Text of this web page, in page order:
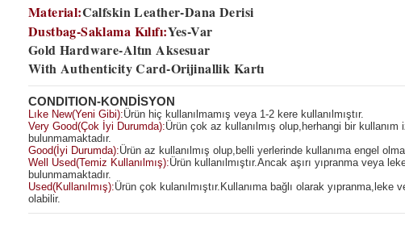
Material:Calfskin Leather-Dana Derisi
Dustbag-Saklama Kılıfı:Yes-Var
Gold Hardware-Altın Aksesuar
With Authenticity Card-Orijinallik Kartı
CONDITION-KONDİSYON
Lıke New(Yeni Gibi):Ürün hiç kullanılmamış veya 1-2 kere kullanılmıştır.
Very Good(Çok İyi Durumda):Ürün çok az kullanılmış olup,herhangi bir kullanım
bulunmamaktadır.
Good(İyi Durumda):Ürün az kullanılmış olup,belli yerlerinde kullanıma engel
Well Used(Temiz Kullanılmış):Ürün kullanılmıştır.Ancak aşırı yıpranma veya
bulunmamaktadır.
Used(Kullanılmış):Ürün çok kulanılmıştır.Kullanıma bağlı olarak yıpranma,leke
olabilir.